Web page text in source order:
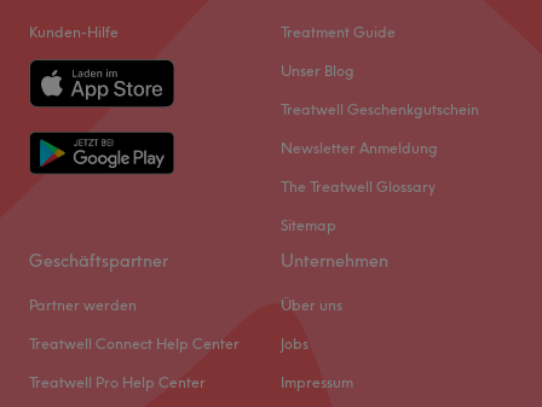
Was unsere Kunden über Sandra sagen
Kunden-Hilfe Treatment Guide
Unser Blog
Treatwell Geschenkgutschein
Newsletter Anmeldung
The Treatwell Glossary
Sitemap
Geschäftspartner
Partner werden
Treatwell Connect Help Center
Treatwell Pro Help Center
Unternehmen
Über uns
Jobs
Impressum